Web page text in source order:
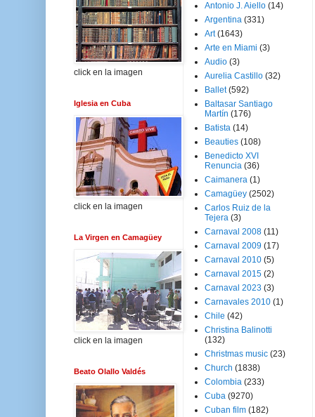
click en la imagen
Iglesia en Cuba
click en la imagen
La Virgen en Camagüey
click en la imagen
Beato Olallo Valdés
Antonio J. Aiello (14)
Argentina (331)
Art (1643)
Arte en Miami (3)
Audio (3)
Aurelia Castillo (32)
Ballet (592)
Baltasar Santiago
Martín (176)
Batista (14)
Beauties (108)
Benedicto XVI
Renuncia (36)
Caimanera (1)
Camagüey (2502)
Carlos Ruiz de la
Tejera (3)
Carnaval 2008 (11)
Carnaval 2009 (17)
Carnaval 2010 (5)
Carnaval 2015 (2)
Carnaval 2023 (3)
Carnavales 2010 (1)
Chile (42)
Christina Balinotti
(132)
Christmas music (23)
Church (1838)
Colombia (233)
Cuba (9270)
Cuban film (182)